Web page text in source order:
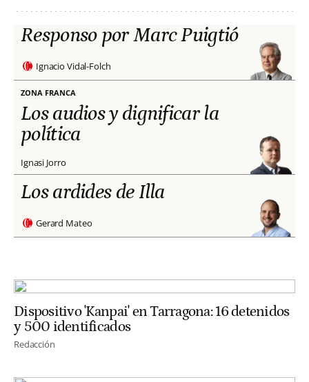
Responso por Marc Puigtió
Ignacio Vidal-Folch
ZONA FRANCA
Los audios y dignificar la
política
Ignasi Jorro
Los ardides de Illa
Gerard Mateo
Dispositivo 'Kanpai' en Tarragona: 16 detenidos
y 500 identificados
Redacción